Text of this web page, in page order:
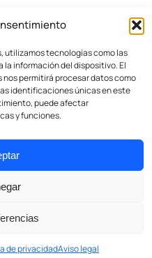
utilizamos tecnologías como las
la información del dispositivo. El
permitirá procesar datos como
identificaciones únicas en este
puede afectar
y funciones.
de privacidadAviso legal